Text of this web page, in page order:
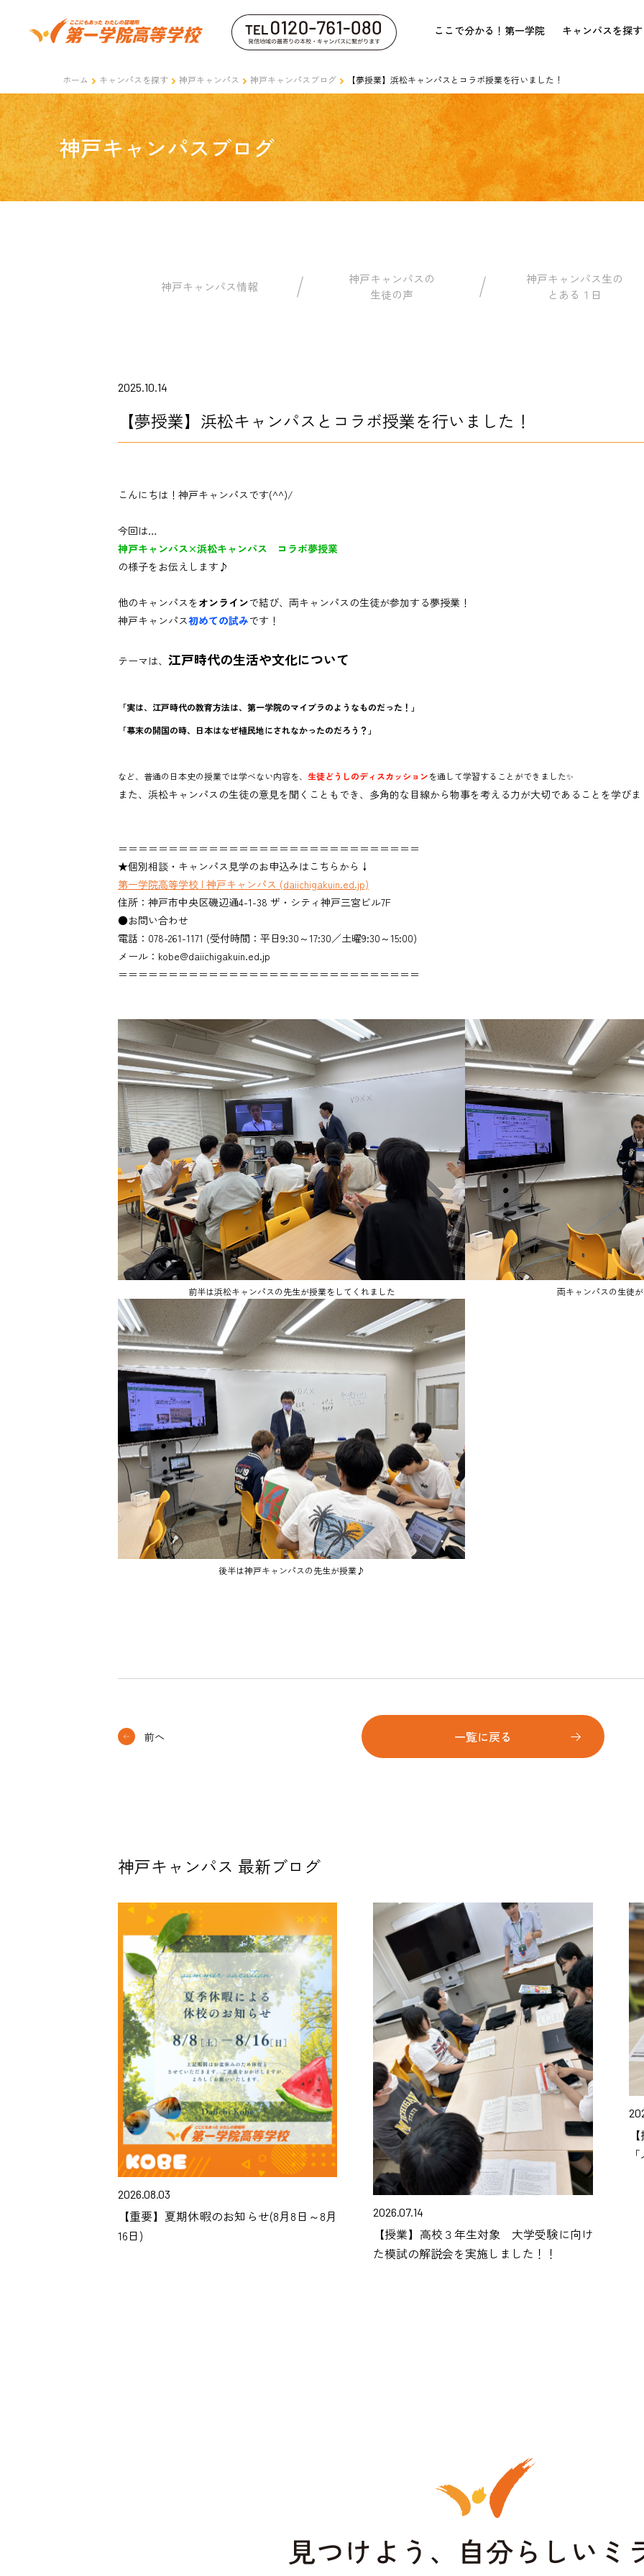
ここで分かる！第一学院 キャンパスを探す
ホーム キャンパスを探す 神戸キャンパス 神戸キャンパスブログ 【夢授業】浜松キャンパスとコラボ授業を行いました！
神戸キャンパスブログ
神戸キャンパス情報
神戸キャンパスの
生徒の声
神戸キャンパス生の
とある１日
2025.10.14
【夢授業】浜松キャンパスとコラボ授業を行いました！
こんにちは！神戸キャンパスです(^^)/
今回は…
神戸キャンパス×浜松キャンパス コラボ夢授業
の様子をお伝えします♪
他のキャンパスをオンラインで結び、両キャンパスの生徒が参加する夢授業！
神戸キャンパス初めての試みです！
テーマは、 江戸時代の生活や文化について
「実は、江戸時代の教育方法は、第一学院のマイプラのようなものだった！」
「幕末の開国の時、日本はなぜ植民地にされなかったのだろう？」
など、普通の日本史の授業では学べない内容を、 生徒どうしのディスカッションを通して学習することができました✨
また、浜松キャンパスの生徒の意見を聞くこともでき、多角的な目線から物事を考える力が大切であることを学び
＝＝＝＝＝＝＝＝＝＝＝＝＝＝＝＝＝＝＝＝＝＝＝＝＝＝＝＝＝＝
★個別相談・キャンパス見学のお申込みはこちらから↓
第一学院高等学校 | 神戸キャンパス (daiichigakuin.ed.jp)
住所：神戸市中央区磯辺通4-1-38 ザ・シティ神戸三宮ビル7F
●お問い合わせ
電話：078-261-1171 (受付時間：平日9:30～17:30／土曜9:30～15:00)
メール：kobe@daiichigakuin.ed.jp
＝＝＝＝＝＝＝＝＝＝＝＝＝＝＝＝＝＝＝＝＝＝＝＝＝＝＝＝＝＝
前半は浜松キャンパスの先生が授業をしてくれました 両キャンパスの生徒
後半は神戸キャンパスの先生が授業♪
前へ 一覧に戻る
神戸キャンパス 最新ブログ
2026.08.03
【重要】夏期休暇のお知らせ(8月8日～8月
16日)
2026.07.14
【授業】高校３年生対象 大学受験に向け
た模試の解説会を実施しました！！